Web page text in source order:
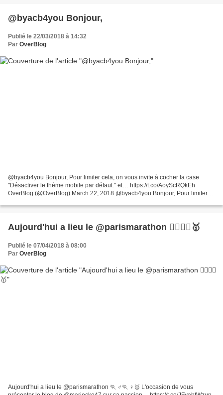
@byacb4you Bonjour,
Publié le 22/03/2018 à 14:32
Par OverBlog
@byacb4you Bonjour, Pour limiter cela, on vous invite à cocher la case
"Désactiver le thème mobile par défaut." et… https://t.co/AoyScRQkEh
OverBlog (@OverBlog) March 22, 2018 @byacb4you Bonjour, Pour limiter
Aujourd'hui a lieu le @parismarathon 🏃‍♂️🏃‍♀️🥇
Publié le 07/04/2018 à 08:00
Par OverBlog
Aujourd'hui a lieu le @parismarathon 🏃 ♂️🏃 ♀️🥇 L'occasion de vous